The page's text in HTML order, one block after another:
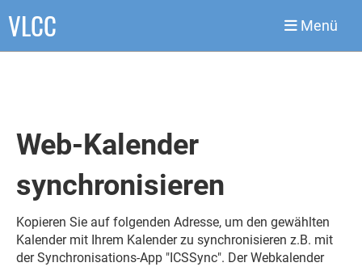
VLCC Menü
Web-Kalender
synchronisieren
Kopieren Sie auf folgenden Adresse, um den gewählten
Kalender mit Ihrem Kalender zu synchronisieren z.B. mit
der Synchronisations-App "ICSSync". Der Webkalender